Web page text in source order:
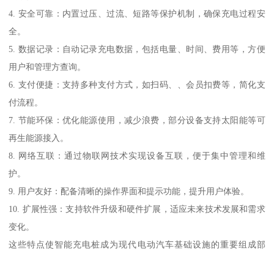
4. 安全可靠：内置过压、过流、短路等保护机制，确保充电过程安
全。
5. 数据记录：自动记录充电数据，包括电量、时间、费用等，方便
用户和管理方查询。
6. 支付便捷：支持多种支付方式，如扫码、、会员扣费等，简化支
付流程。
7. 节能环保：优化能源使用，减少浪费，部分设备支持太阳能等可
再生能源接入。
8. 网络互联：通过物联网技术实现设备互联，便于集中管理和维
护。
9. 用户友好：配备清晰的操作界面和提示功能，提升用户体验。
10. 扩展性强：支持软件升级和硬件扩展，适应未来技术发展和需求
变化。
这些特点使智能充电桩成为现代电动汽车基础设施的重要组成部